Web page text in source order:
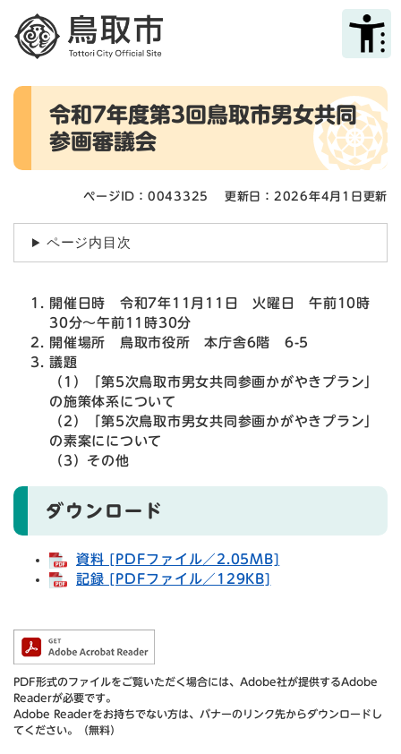
メニューを飛ばして本文へ
本
令和7年度第3回鳥取市男女共同
参画審議会
ページID：0043325 更新日：2026年4月1日更新
ページ内目次
開催日時 令和7年11月11日 火曜日 午前10時
30分～午前11時30分
開催場所 鳥取市役所 本庁舎6階 6-5
議題
（1）「第5次鳥取市男女共同参画かがやきプラン」
の施策体系について
（2）「第5次鳥取市男女共同参画かがやきプラン」
の素案にについて
（3）その他
ダウンロード
資料 [PDFファイル／2.05MB]
記録 [PDFファイル／129KB]
PDF形式のファイルをご覧いただく場合には、Adobe社が提供するAdobe
Readerが必要です。
Adobe Readerをお持ちでない方は、バナーのリンク先からダウンロードし
てください。（無料）